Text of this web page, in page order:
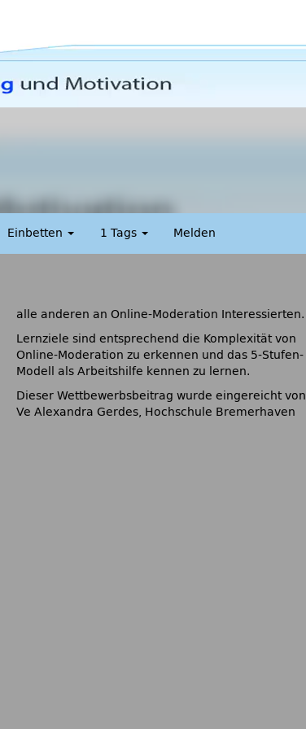
Einbetten 1 Tags Melden
alle anderen an Online-Moderation Interessierten.
Lernziele sind entsprechend die Komplexität von
Online-Moderation zu erkennen und das 5-Stufen-
Modell als Arbeitshilfe kennen zu lernen.
Dieser Wettbewerbsbeitrag wurde eingereicht von
Ve Alexandra Gerdes, Hochschule Bremerhaven